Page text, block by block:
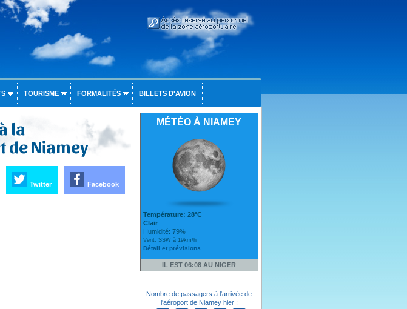
TOURISME FORMALITÉS BILLETS D'AVION
la
de Niamey
Facebook
Twitter
MÉTÉO À NIAMEY
Température: 28°C
Clair
Humidité: 79%
Vent: SSW à 19km/h
Détail et prévisions
IL EST 06:08 AU NIGER
Nombre de passagers à l'arrivée de
l'aéroport de Niamey hier :